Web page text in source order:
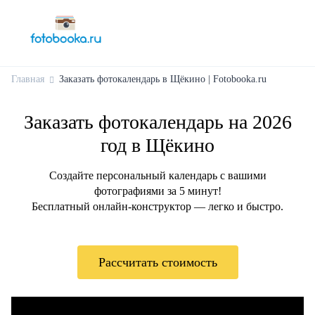
Главная Заказать фотокалендарь в Щёкино | Fotobooka.ru
Заказать фотокалендарь на 2026
год в Щёкино
Создайте персональный календарь с вашими
фотографиями за 5 минут!
Бесплатный онлайн-конструктор — легко и быстро.
Рассчитать стоимость